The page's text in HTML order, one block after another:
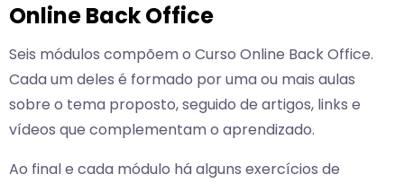
Online Back Office
Seis módulos compõem o Curso Online Back Office.
Cada um deles é formado por uma ou mais aulas
sobre o tema proposto, seguido de artigos, links e
vídeos que complementam o aprendizado.
Ao final e cada módulo há alguns exercícios de